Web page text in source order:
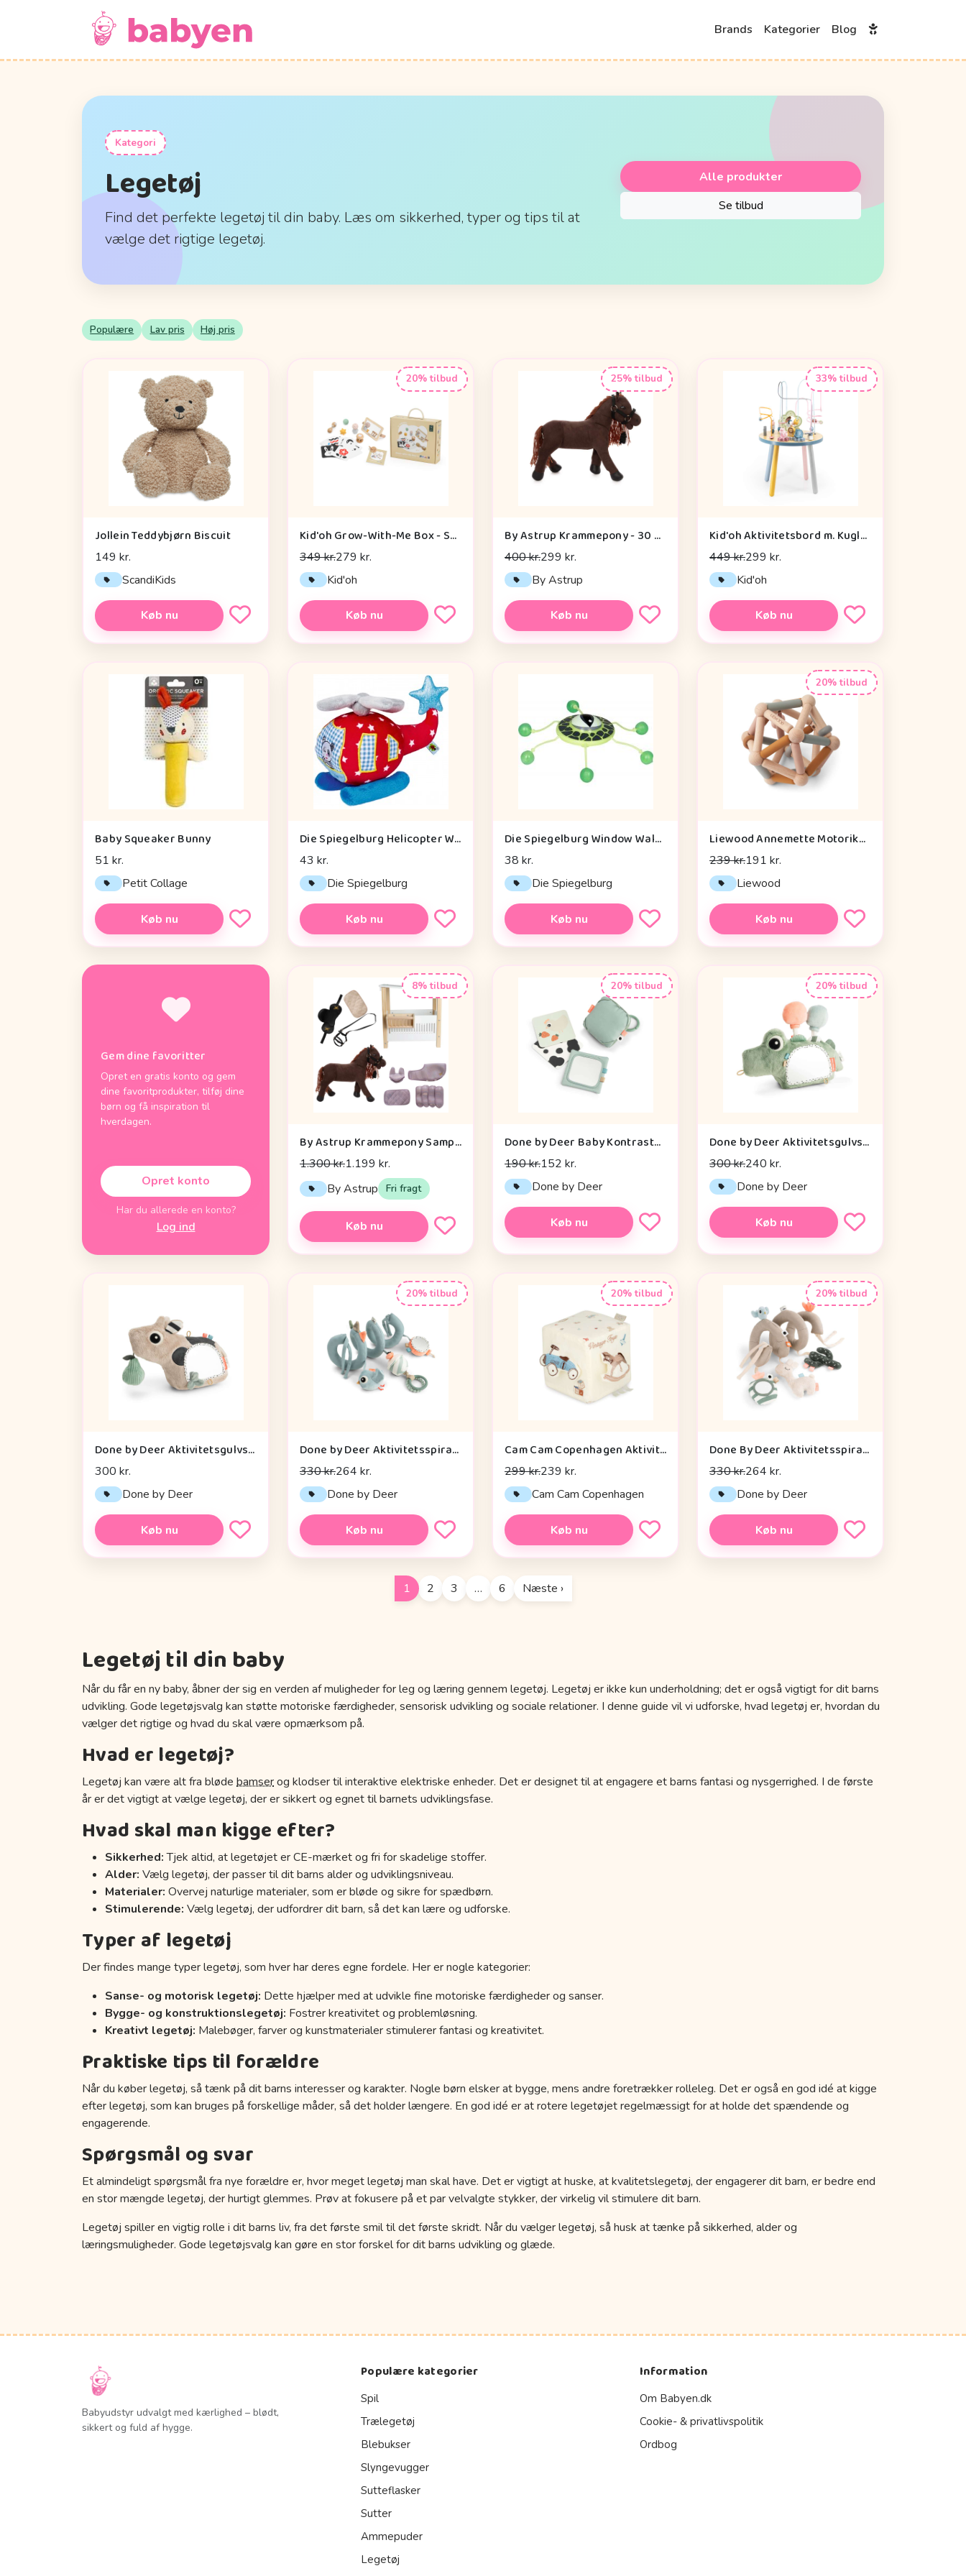
Brands Kategorier Blog
Kategori
Legetøj
Find det perfekte legetøj til din baby. Læs om sikkerhed, typer og tips til at
vælge det rigtige legetøj.
Alle produkter
Se tilbud
Populære Lav pris Høj pris
Jollein Teddybjørn Biscuit
149 kr.
ScandiKids
Køb nu
20% tilbud
Kid'oh Grow-With-Me Box - Sensory Seekers (0-6 mdr.)
349 kr.279 kr.
Kid'oh
Køb nu
25% tilbud
By Astrup Krammepony - 30 cm. - Pixie - Brun
400 kr.299 kr.
By Astrup
Køb nu
33% tilbud
Kid'oh Aktivitetsbord m. Kuglespiraler
449 kr.299 kr.
Kid'oh
Køb nu
Baby Squeaker Bunny
51 kr.
Petit Collage
Køb nu
Die Spiegelburg Helicopter With Vibration Module Baby Charms - Legetøj
43 kr.
Die Spiegelburg
Køb nu
Die Spiegelburg Window Walker Wild+cool - Legetøj
38 kr.
Die Spiegelburg
Køb nu
20% tilbud
Liewood Annemette Motorikbold - Mustard Multi Mix
239 kr.191 kr.
Liewood
Køb nu
Gem dine favoritter
Opret en gratis konto og gem
dine favoritprodukter, tilføj dine
børn og få inspiration til
hverdagen.
Opret konto
Har du allerede en konto?
Log ind
8% tilbud
By Astrup Krammepony Sampak - Pixie - Bundle 2
1.300 kr.1.199 kr.
By Astrup Fri fragt
Køb nu
20% tilbud
Done by Deer Baby Kontrastkortholder - Tiny Farm - Grøn
190 kr.152 kr.
Done by Deer
Køb nu
20% tilbud
Done by Deer Aktivitetsgulvspejl - Croco - Grøn
300 kr.240 kr.
Done by Deer
Køb nu
Done by Deer Aktivitetsgulvspejl - Dotti - Sand
300 kr.
Done by Deer
Køb nu
20% tilbud
Done by Deer Aktivitetsspiral - Celebration - Blå
330 kr.264 kr.
Done by Deer
Køb nu
20% tilbud
Cam Cam Copenhagen Aktivitetsterning - OCS - Vintage Toys
299 kr.239 kr.
Cam Cam Copenhagen
Køb nu
20% tilbud
Done By Deer Aktivitetsspiral - Lalee Sand
330 kr.264 kr.
Done by Deer
Køb nu
1 2 3 … 6 Næste ›
Legetøj til din baby
Når du får en ny baby, åbner der sig en verden af muligheder for leg og læring gennem legetøj. Legetøj er ikke kun underholdning; det er også vigtigt for dit barns
udvikling. Gode legetøjsvalg kan støtte motoriske færdigheder, sensorisk udvikling og sociale relationer. I denne guide vil vi udforske, hvad legetøj er, hvordan du
vælger det rigtige og hvad du skal være opmærksom på.
Hvad er legetøj?
Legetøj kan være alt fra bløde bamserog klodser til interaktive elektriske enheder. Det er designet til at engagere et barns fantasi og nysgerrighed. I de første
år er det vigtigt at vælge legetøj, der er sikkert og egnet til barnets udviklingsfase.
Hvad skal man kigge efter?
Sikkerhed:Tjek altid, at legetøjet er CE-mærket og fri for skadelige stoffer.
Alder: Vælg legetøj, der passer til dit barns alder og udviklingsniveau.
Materialer: Overvej naturlige materialer, som er bløde og sikre for spædbørn.
Stimulerende: Vælg legetøj, der udfordrer dit barn, så det kan lære og udforske.
Typer af legetøj
Der findes mange typer legetøj, som hver har deres egne fordele. Her er nogle kategorier:
Sanse- og motorisk legetøj: Dette hjælper med at udvikle fine motoriske færdigheder og sanser.
Bygge- og konstruktionslegetøj: Fostrer kreativitet og problemløsning.
Kreativt legetøj: Malebøger, farver og kunstmaterialer stimulerer fantasi og kreativitet.
Praktiske tips til forældre
Når du køber legetøj, så tænk på dit barns interesser og karakter. Nogle børn elsker at bygge, mens andre foretrækker rolleleg. Det er også en god idé at kigge
efter legetøj, som kan bruges på forskellige måder, så det holder længere. En god idé er at rotere legetøjet regelmæssigt for at holde det spændende og
engagerende.
Spørgsmål og svar
Et almindeligt spørgsmål fra nye forældre er, hvor meget legetøj man skal have. Det er vigtigt at huske, at kvalitetslegetøj, der engagerer dit barn, er bedre end
en stor mængde legetøj, der hurtigt glemmes. Prøv at fokusere på et par velvalgte stykker, der virkelig vil stimulere dit barn.
Legetøj spiller en vigtig rolle i dit barns liv, fra det første smil til det første skridt. Når du vælger legetøj, så husk at tænke på sikkerhed, alder og
læringsmuligheder. Gode legetøjsvalg kan gøre en stor forskel for dit barns udvikling og glæde.
Babyudstyr udvalgt med kærlighed – blødt,
sikkert og fuld af hygge.
Populære kategorier
Spil
Trælegetøj
Blebukser
Slyngevugger
Sutteflasker
Sutter
Ammepuder
Legetøj
Information
Om Babyen.dk
Cookie- & privatlivspolitik
Ordbog